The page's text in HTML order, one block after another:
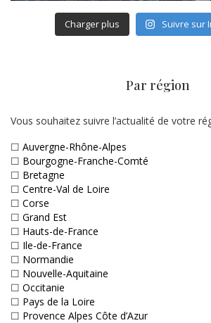
Charger plus Suivre sur
Par région
Vous souhaitez suivre l’actualité de votre
☐ Auvergne-Rhône-Alpes
☐ Bourgogne-Franche-Comté
☐ Bretagne
☐ Centre-Val de Loire
☐ Corse
☐ Grand Est
☐ Hauts-de-France
☐ Ile-de-France
☐ Normandie
☐ Nouvelle-Aquitaine
☐ Occitanie
☐ Pays de la Loire
☐ Provence Alpes Côte d’Azur